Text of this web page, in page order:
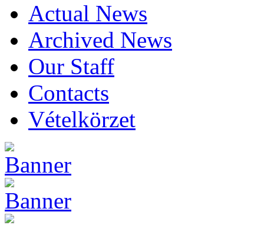
Actual News
Archived News
Our Staff
Contacts
Vételkörzet